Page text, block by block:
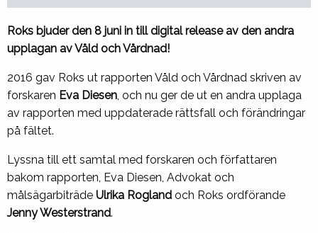
Roks bjuder den 8 juni in till digital release av den andra
upplagan av Våld och Vårdnad!
2016 gav Roks ut rapporten Våld och Vårdnad skriven av
forskaren Eva Diesen, och nu ger de ut en andra upplaga
av rapporten med uppdaterade rättsfall och förändringar
på fältet.
Lyssna till ett samtal med forskaren och författaren
bakom rapporten, Eva Diesen, Advokat och
målsägarbiträde Ulrika Rogland och Roks ordförande
Jenny Westerstrand.